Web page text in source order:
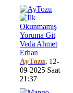
Veda Ahmet
Erhan
AyTozu, 12-
09-2025 Saat
21:37